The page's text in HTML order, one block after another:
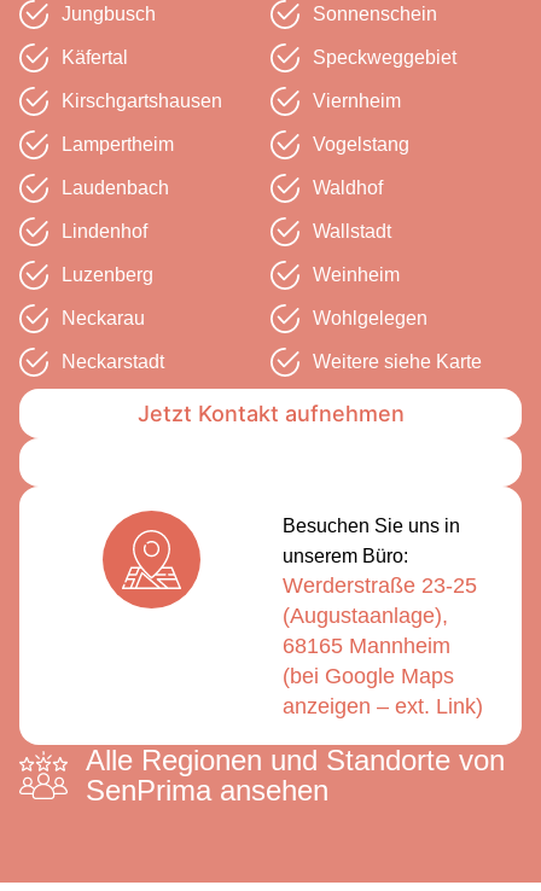
Jungbusch
Käfertal
Kirschgarts­hausen
Lampertheim
Laudenbach
Lindenhof
Luzenberg
Neckarau
Neckarstadt
Sonnenschein
Speckweg­gebiet
Viernheim
Vogelstang
Waldhof
Wallstadt
Weinheim
Wohlgelegen
Weitere siehe Karte
Jetzt Kontakt aufnehmen
Besuchen Sie uns in
unserem Büro:
Werderstraße 23-25
(Augustaanlage),
68165 Mannheim
(bei Google Maps
anzeigen – ext. Link)
Alle Regionen und Standorte von
SenPrima ansehen